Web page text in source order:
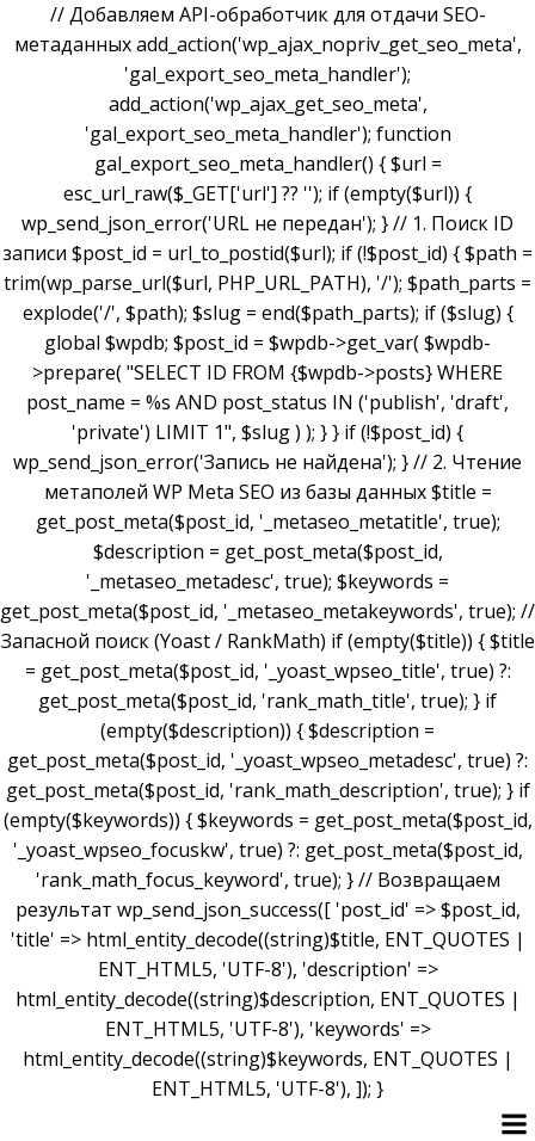
// Добавляем API-обработчик для отдачи SEO-
метаданных add_action('wp_ajax_nopriv_get_seo_meta',
'gal_export_seo_meta_handler');
add_action('wp_ajax_get_seo_meta',
'gal_export_seo_meta_handler'); function
gal_export_seo_meta_handler() { $url =
esc_url_raw($_GET['url'] ?? ''); if (empty($url)) {
wp_send_json_error('URL не передан'); } // 1. Поиск ID
записи $post_id = url_to_postid($url); if (!$post_id) { $path =
trim(wp_parse_url($url, PHP_URL_PATH), '/'); $path_parts =
explode('/', $path); $slug = end($path_parts); if ($slug) {
global $wpdb; $post_id = $wpdb->get_var( $wpdb-
>prepare( "SELECT ID FROM {$wpdb->posts} WHERE
post_name = %s AND post_status IN ('publish', 'draft',
'private') LIMIT 1", $slug ) ); } } if (!$post_id) {
wp_send_json_error('Запись не найдена'); } // 2. Чтение
метаполей WP Meta SEO из базы данных $title =
get_post_meta($post_id, '_metaseo_metatitle', true);
$description = get_post_meta($post_id,
'_metaseo_metadesc', true); $keywords =
get_post_meta($post_id, '_metaseo_metakeywords', true); //
Запасной поиск (Yoast / RankMath) if (empty($title)) { $title
= get_post_meta($post_id, '_yoast_wpseo_title', true) ?:
get_post_meta($post_id, 'rank_math_title', true); } if
(empty($description)) { $description =
get_post_meta($post_id, '_yoast_wpseo_metadesc', true) ?:
get_post_meta($post_id, 'rank_math_description', true); } if
(empty($keywords)) { $keywords = get_post_meta($post_id,
'_yoast_wpseo_focuskw', true) ?: get_post_meta($post_id,
'rank_math_focus_keyword', true); } // Возвращаем
результат wp_send_json_success([ 'post_id' => $post_id,
'title' => html_entity_decode((string)$title, ENT_QUOTES |
ENT_HTML5, 'UTF-8'), 'description' =>
html_entity_decode((string)$description, ENT_QUOTES |
ENT_HTML5, 'UTF-8'), 'keywords' =>
html_entity_decode((string)$keywords, ENT_QUOTES |
ENT_HTML5, 'UTF-8'), ]); }